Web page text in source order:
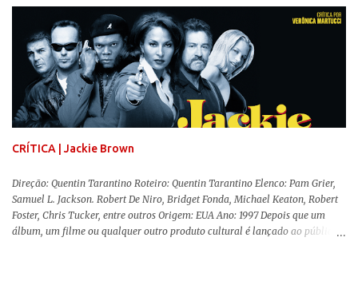
movimentos e falas, equilibrada numa frágil neutralidade entre seu
trabalho e seus afetos, passando noites bebendo e jogando sinuca com seu
grupo de amigas lésbicas e sua amante. É imperativo para ela que ambos
os mundos não se cruzem de modo algum, pois o período histórico no qual
a história se passa - 1988 na Inglaterra - é de um contexto profundamente
conservador e hostil a pessoas queer. Com o governo liderado pela então
primeira-ministra Margaret Tatcher usando recursos supostamente
constitucionais para mobilizar campanhas agressivas ao modo de vida
CRÍTICA | Jackie Brown
Direção: Quentin Tarantino Roteiro: Quentin Tarantino Elenco: Pam Grier,
Samuel L. Jackson. Robert De Niro, Bridget Fonda, Michael Keaton, Robert
Foster, Chris Tucker, entre outros Origem: EUA Ano: 1997 Depois que um
álbum, um filme ou qualquer outro produto cultural é lançado ao público